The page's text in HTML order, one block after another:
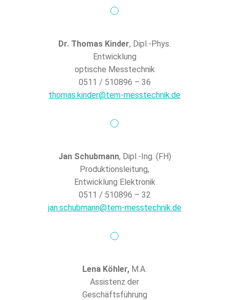
Dr. Thomas Kinder, Dipl.-Phys.
Entwicklung
optische Messtechnik
0511 / 510896 – 36
thomas.kinder@tem-messtechnik.de
Jan Schubmann, Dipl.-Ing. (FH)
Produktionsleitung,
Entwicklung Elektronik
0511 / 510896 – 32
jan.schubmann@tem-messtechnik.de
Lena Köhler, M.A.
Assistenz der
Geschäftsführung